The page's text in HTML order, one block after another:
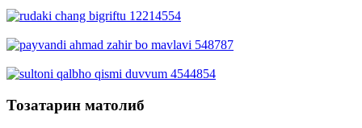
Тозатарин матолиб